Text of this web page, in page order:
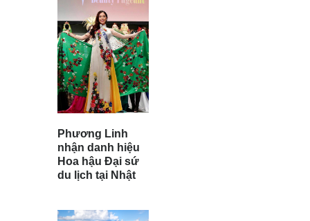
Phương Linh
nhận danh hiệu
Hoa hậu Đại sứ
du lịch tại Nhật